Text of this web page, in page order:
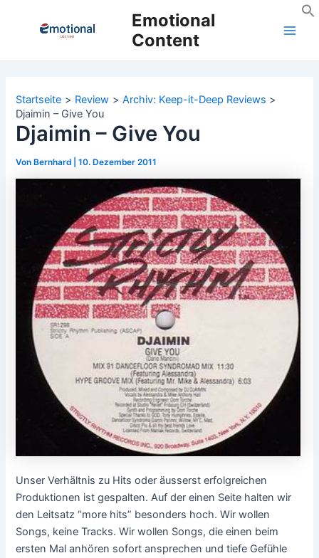
Emotional
Content
Startseite Review
Archiv: Keep-it-Deep Reviews
Djaimin – Give You
Djaimin – Give You
Von Bernhard |10. Dezember 2011
Unser Verhältnis zu Hits oder äusserst erfolgreichen
Produktionen ist gespalten. Auf der einen Seite halten wir
den Leitsatz “more hits” besonders hoch. Wir wollen
Songs, keine Tracks. Wir wollen Songs, die einen beim
ersten Mal anhören sofort ansprechen und tiefe Gefühle